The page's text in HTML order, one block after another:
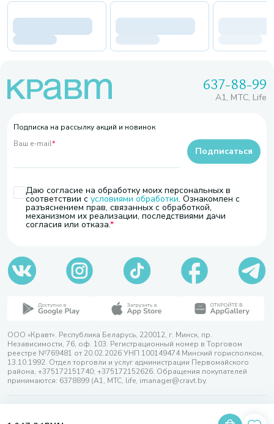
637-88-99
A1, МТС, Life
Подписка на рассылку акций и новинок
Ваш e-mail*
Даю согласие на обработку моих персональных в
соответствии с условиями обработки. Ознакомлен с
разъяснением прав, связанных с обработкой,
механизмом их реализации, последствиями дачи
согласия или отказа.
Подписаться
ООО «Кравт». Республика Беларусь, 220012, г. Минск, пр.
Независимости, 76, оф. 103. Регистрационный номер в Торговом
реестре №769481 от 20.02.2026 УНП 100149474 Минский горисполком,
13.10.1992. Отдел торговли и услуг администрации Первомайского
района, +375172151740; +375172152626. Обращения покупателей
принимаются: 6378899 (А1, МТС, life, imanager@cravt.by.